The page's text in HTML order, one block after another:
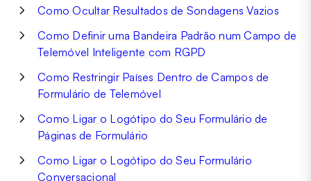
Como Ocultar Resultados de Sondagens Vazios
Como Definir uma Bandeira Padrão num Campo de
Telemóvel Inteligente com RGPD
Como Restringir Países Dentro de Campos de
Formulário de Telemóvel
Como Ligar o Logótipo do Seu Formulário de
Páginas de Formulário
Como Ligar o Logótipo do Seu Formulário
Conversacional